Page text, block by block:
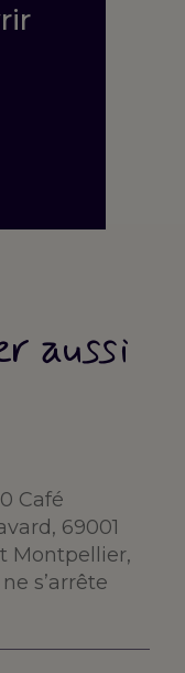
aussi
Café
69001
Montpellier,
s’arrête